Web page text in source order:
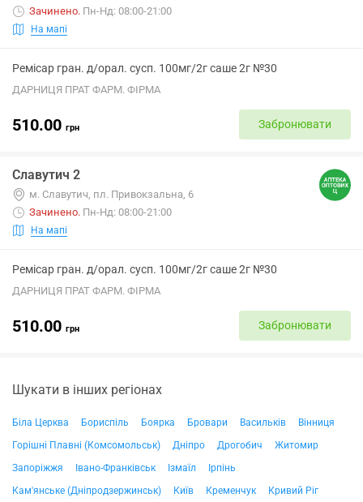
Зачинено. Пн-Нд: 08:00-21:00
На мапі
Ремісар гран. д/орал. сусп. 100мг/2г саше 2г №30
ДАРНИЦЯ ПРАТ ФАРМ. ФІРМА
510.00 грн Забронювати
Славутич 2
м. Славутич, пл. Привокзальна, 6
Зачинено. Пн-Нд: 08:00-21:00
На мапі
Ремісар гран. д/орал. сусп. 100мг/2г саше 2г №30
ДАРНИЦЯ ПРАТ ФАРМ. ФІРМА
510.00 грн Забронювати
Шукати в інших регіонах
Біла Церква Бориспіль Боярка Бровари Васильків
Вінниця
Горішні Плавні (Комсомольськ)
Дніпро Дрогобич
Житомир
Запоріжжя
Івано-Франківськ Ізмаїл
Ірпінь
Кам'янське (Дніпродзержинськ)
Київ Кременчук
Кривий Ріг